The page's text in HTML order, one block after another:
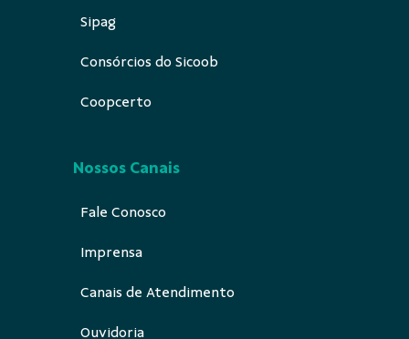
Sipag
Consórcios do Sicoob
Coopcerto
Nossos Canais
Fale Conosco
Imprensa
Canais de Atendimento
Ouvidoria